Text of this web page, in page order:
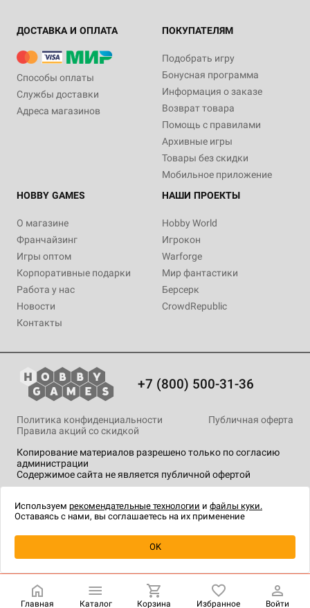
Уведомить о наличии
ДОСТАВКА И ОПЛАТА
Способы оплаты
Службы доставки
Адреса магазинов
ПОКУПАТЕЛЯМ
Подобрать игру
Бонусная программа
Информация о заказе
Возврат товара
Помощь с правилами
Архивные игры
Товары без скидки
Мобильное приложение
HOBBY GAMES
О магазине
Франчайзинг
Игры оптом
Корпоративные подарки
Работа у нас
Новости
Контакты
НАШИ ПРОЕКТЫ
Hobby World
Игрокон
Warforge
Мир фантастики
Берсерк
CrowdRepublic
+7 (800) 500-31-36
Копирование материалов разрешено только по согласию
администрации
Содержимое сайта не является публичной офертой
Политика конфиденциальности
Публичная оферта
Правила акций со скидкой
технологии.
Главная Каталог Корзина Избранное Войти
Используем рекомендательные технологии и файлы куки.
Оставаясь с нами, вы соглашаетесь на их применение
OK